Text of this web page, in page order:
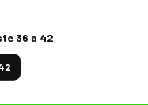
36 a 42